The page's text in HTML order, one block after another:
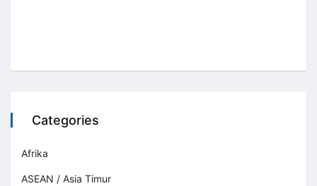
Categories
Afrika
ASEAN / Asia Timur